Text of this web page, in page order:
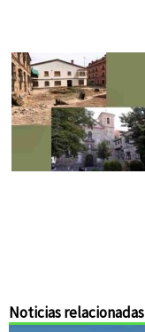
Noticias relacionadas